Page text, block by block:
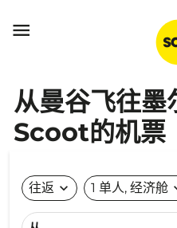

从曼谷飞往墨
Scoot的机票
往返 expand_more 1 单人, 经济舱